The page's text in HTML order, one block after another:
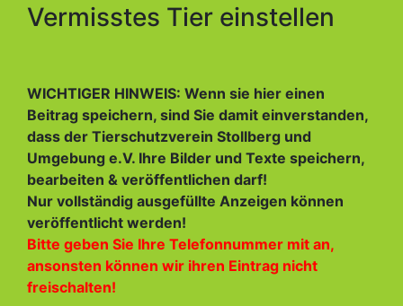
Vermisstes Tier einstellen
WICHTIGER HINWEIS: Wenn sie hier einen
Beitrag speichern, sind Sie damit einverstanden,
dass der Tierschutzverein Stollberg und
Umgebung e.V. Ihre Bilder und Texte speichern,
bearbeiten & veröffentlichen darf!
Nur vollständig ausgefüllte Anzeigen können
veröffentlicht werden!
Bitte geben Sie Ihre Telefonnummer mit an,
ansonsten können wir ihren Eintrag nicht
freischalten!